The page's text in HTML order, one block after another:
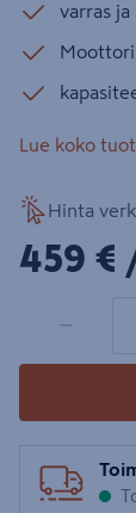
varras ja
Moottori
Lue koko
Hinta
459 €
−